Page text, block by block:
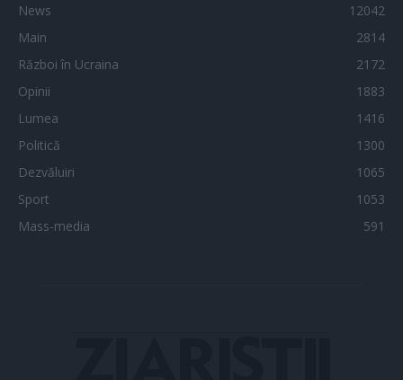
News
12042
Main
2814
Război în Ucraina
2172
Opinii
1883
Lumea
1416
Politică
1300
Dezvăluiri
1065
Sport
1053
Mass-media
591